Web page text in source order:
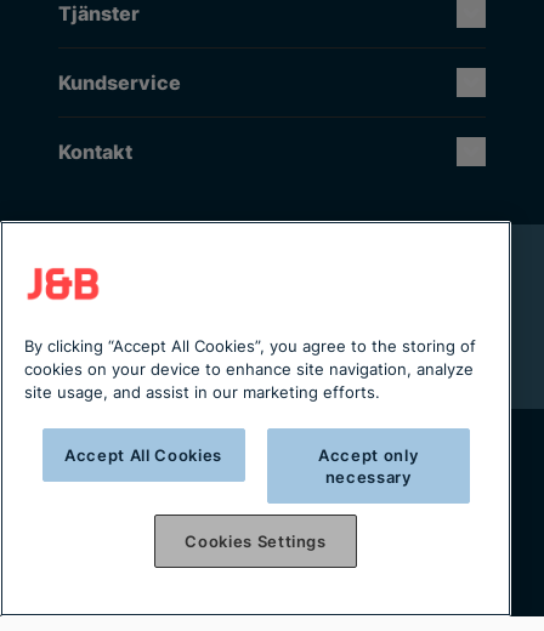
Tjänster
Kundservice
Kontakt
Rikstäckande installation & service
Lager i Sverige
Från projektering till installation
Copyright © 2025 J&B Maskinteknik AB
Organisationsnummer: 556490-2996
Integritetspolicy
By clicking “Accept All Cookies”, you agree to the storing of
cookies on your device to enhance site navigation, analyze
site usage, and assist in our marketing efforts.
Accept All Cookies
Accept only
necessary
Cookies Settings